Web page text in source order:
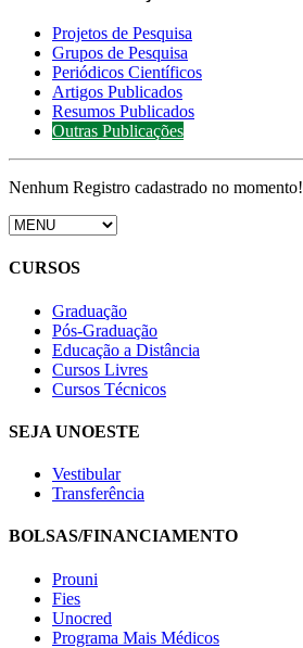
Projetos de Pesquisa
Grupos de Pesquisa
Periódicos Científicos
Artigos Publicados
Resumos Publicados
Outras Publicações
Nenhum Registro cadastrado no momento!
CURSOS
Graduação
Pós-Graduação
Educação a Distância
Cursos Livres
Cursos Técnicos
SEJA UNOESTE
Vestibular
Transferência
BOLSAS/FINANCIAMENTO
Prouni
Fies
Unocred
Programa Mais Médicos